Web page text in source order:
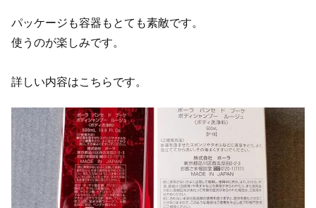
パッケージも容器もとても素敵です。
使うのが楽しみです。
詳しい内容はこちらです。